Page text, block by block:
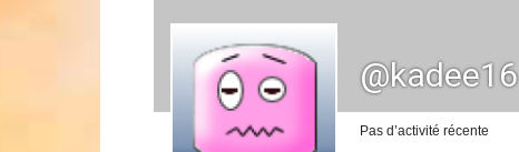
@kadee16
Pas d’activité récente